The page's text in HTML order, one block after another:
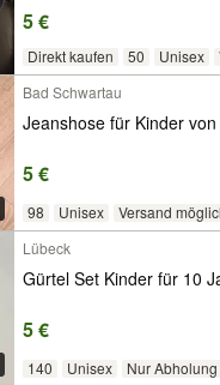
5 €
Direkt kaufen 50 Unisex
Bad Schwartau
Jeanshose für Kinder
5 €
98 Unisex Versand
Lübeck
Gürtel
5 €
140 Unisex
Nur Abholung